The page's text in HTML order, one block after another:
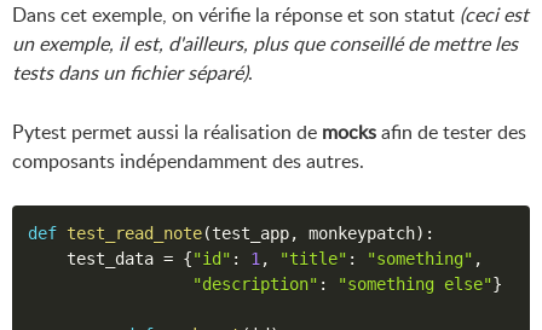
Dans cet exemple, on vérifie la réponse et son statut (ceci est
un exemple, il est, d'ailleurs, plus que conseillé de mettre les
tests dans un fichier séparé).
Pytest permet aussi la réalisation de mocksafin de tester des
composants indépendamment des autres.
def test_read_note(test_app, monkeypatch) :
    test_data
= {"id" : 1 , "title" : "something" ,
"description" : "something else"}